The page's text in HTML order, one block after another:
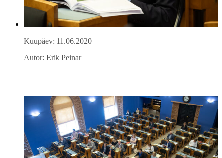
Kuupäev: 11.06.2020
Autor: Erik Peinar